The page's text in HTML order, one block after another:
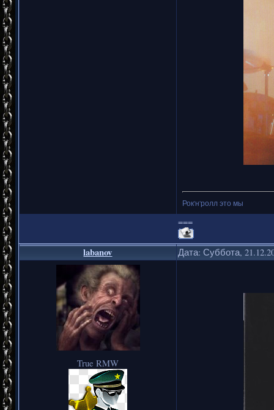
Рок'н'ролл это мы
===
labanov Дата: Суббота,
True RMW